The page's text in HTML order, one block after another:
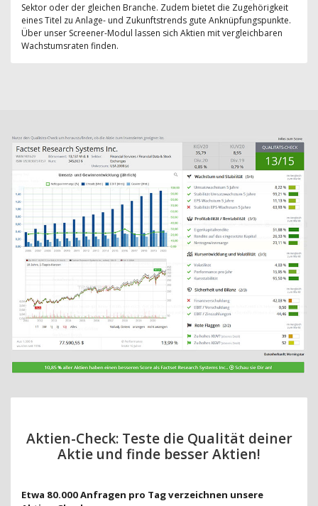
Sektor oder der gleichen Branche. Zudem bietet die Zugehörigkeit
eines Titel zu Anlage- und Zukunftstrends gute Anknüpfungspunkte.
Über unser Screener-Modul lassen sich Aktien mit vergleichbaren
Wachstumsraten finden.
Aktien-Check: Teste die Qualität deiner
Aktie und finde besser Aktien!
Etwa 80.000 Anfragen pro Tag verzeichnen unsere